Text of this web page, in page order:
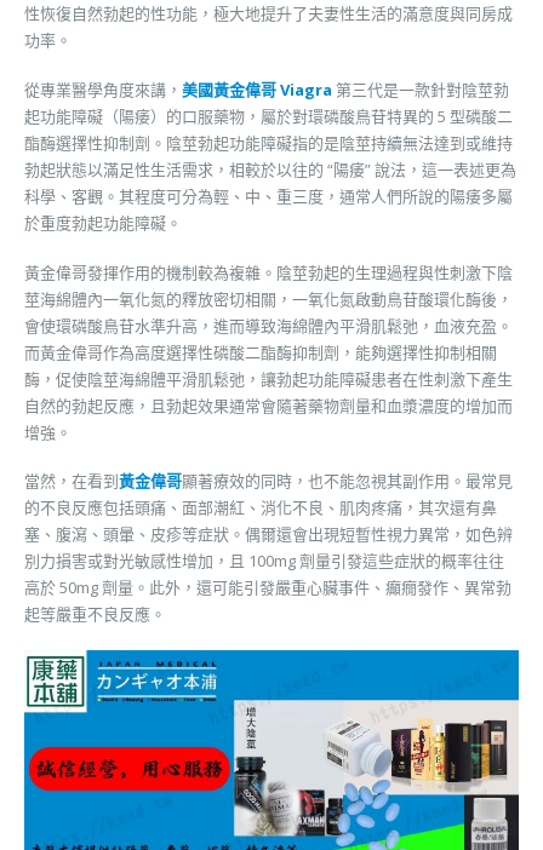
性恢復自然勃起的性功能，極大地提升了夫妻性生活的滿意度與同房成
功率。
從專業醫學角度來講， 美國黃金偉哥 Viagra 第三代是一款針對陰莖勃
起功能障礙（陽痿）的口服藥物，屬於對環磷酸鳥苷特異的 5 型磷酸二
酯酶選擇性抑制劑。陰莖勃起功能障礙指的是陰莖持續無法達到或維持
勃起狀態以滿足性生活需求，相較於以往的 “陽痿” 說法，這一表述更為
科學、客觀。其程度可分為輕、中、重三度，通常人們所說的陽痿多屬
於重度勃起功能障礙。
黃金偉哥發揮作用的機制較為複雜。陰莖勃起的生理過程與性刺激下陰
莖海綿體內一氧化氮的釋放密切相關，一氧化氮啟動鳥苷酸環化酶後，
會使環磷酸鳥苷水準升高，進而導致海綿體內平滑肌鬆弛，血液充盈。
而黃金偉哥作為高度選擇性磷酸二酯酶抑制劑，能夠選擇性抑制相關
酶，促使陰莖海綿體平滑肌鬆弛，讓勃起功能障礙患者在性刺激下產生
自然的勃起反應，且勃起效果通常會隨著藥物劑量和血漿濃度的增加而
增強。
當然，在看到黃金偉哥顯著療效的同時，也不能忽視其副作用。最常見
的不良反應包括頭痛、面部潮紅、消化不良、肌肉疼痛，其次還有鼻
塞、腹瀉、頭暈、皮疹等症狀。偶爾還會出現短暫性視力異常，如色辨
別力損害或對光敏感性增加，且 100mg 劑量引發這些症狀的概率往往
高於 50mg 劑量。此外，還可能引發嚴重心臟事件、癲癇發作、異常勃
起等嚴重不良反應。